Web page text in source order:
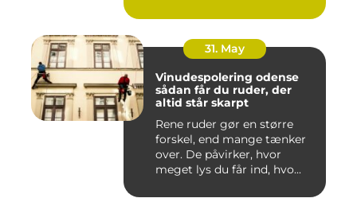
31. May
Vinudespolering odense
sådan får du ruder, der
altid står skarpt
Rene ruder gør en større
forskel, end mange tænker
over. De påvirker, hvor
meget lys du får ind, hvo...